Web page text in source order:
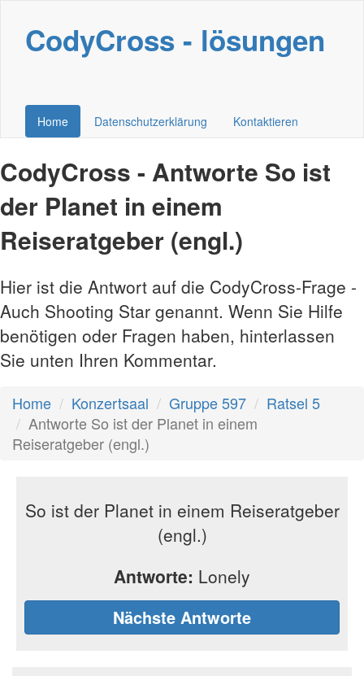
CodyCross - lösungen
Home Datenschutzerklärung Kontaktieren
CodyCross - Antworte So ist
der Planet in einem
Reiseratgeber (engl.)
Hier ist die Antwort auf die CodyCross-Frage -
Auch Shooting Star genannt. Wenn Sie Hilfe
benötigen oder Fragen haben, hinterlassen
Sie unten Ihren Kommentar.
Home Konzertsaal Gruppe 597
Ratsel 5
Antworte So ist der Planet in einem
Reiseratgeber (engl.)
So ist der Planet in einem Reiseratgeber
(engl.)
Antworte: Lonely
Nächste Antworte